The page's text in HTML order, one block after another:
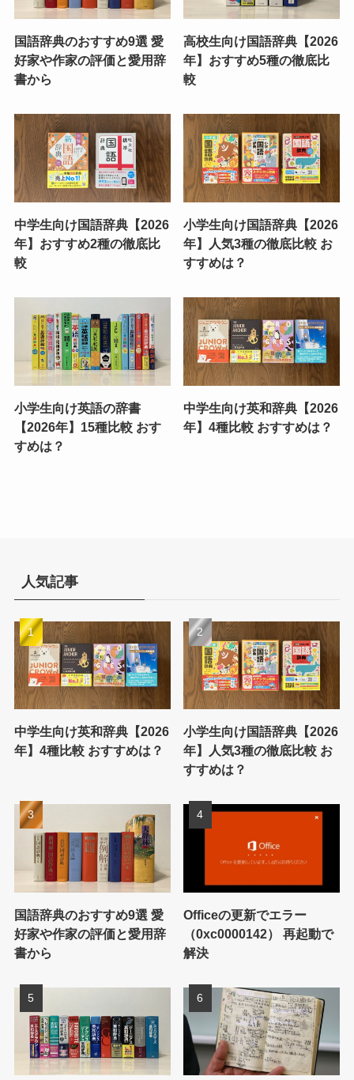
国語辞典のおすすめ9選 愛
好家や作家の評価と愛用辞
書から
高校生向け国語辞典【2026
年】おすすめ5種の徹底比
較
中学生向け国語辞典【2026
年】おすすめ2種の徹底比
較
小学生向け国語辞典【2026
年】人気3種の徹底比較 お
すすめは？
小学生向け英語の辞書
【2026年】15種比較 おす
すめは？
中学生向け英和辞典【2026
年】4種比較 おすすめは？
人気記事
中学生向け英和辞典【2026
年】4種比較 おすすめは？
小学生向け国語辞典【2026
年】人気3種の徹底比較 お
すすめは？
国語辞典のおすすめ9選 愛
好家や作家の評価と愛用辞
書から
Officeの更新でエラー
（0xc0000142） 再起動で
解決